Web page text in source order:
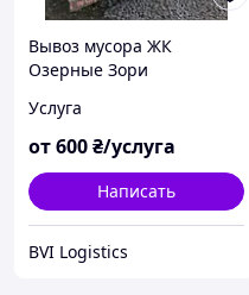
Вывоз мусора ЖК
Озерные Зори
Услуга
от600₴/услуга
Написать
BVI Logistics